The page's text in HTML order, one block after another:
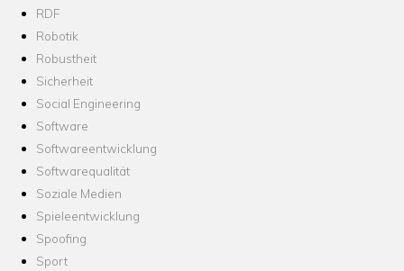
RDF
Robotik
Robustheit
Sicherheit
Social Engineering
Software
Softwareentwicklung
Softwarequalität
Soziale Medien
Spieleentwicklung
Spoofing
Sport